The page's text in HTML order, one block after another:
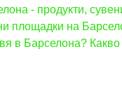
- продукти,
площадки на
в Барселона?